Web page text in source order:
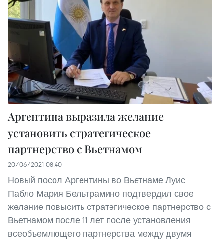
Аргентина выразила желание
установить стратегическое
партнерство с Вьетнамом
20/06/2021 08:40
Новый посол Аргентины во Вьетнаме Луис
Пабло Мария Бельтрамино подтвердил свое
желание повысить стратегическое партнерство с
Вьетнамом после 11 лет после установления
всеобъемлющего партнерства между двумя